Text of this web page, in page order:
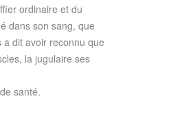
ordinaire et du
dans son sang, que
dit avoir reconnu que
la jugulaire ses
santé.